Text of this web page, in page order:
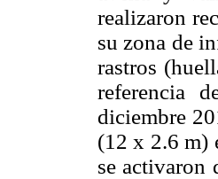
realizaron
su zona de
rastros
referencia
diciembre
(12 x 2.6 m)
se activaron